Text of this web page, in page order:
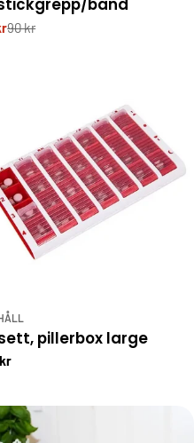
90 kr
pillerbox large